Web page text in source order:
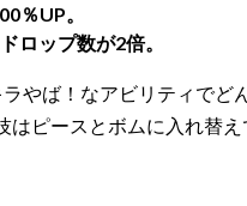
％UP。
ロップ数が2倍。
やば！なアビリティでど
はピースとボムに入れ替